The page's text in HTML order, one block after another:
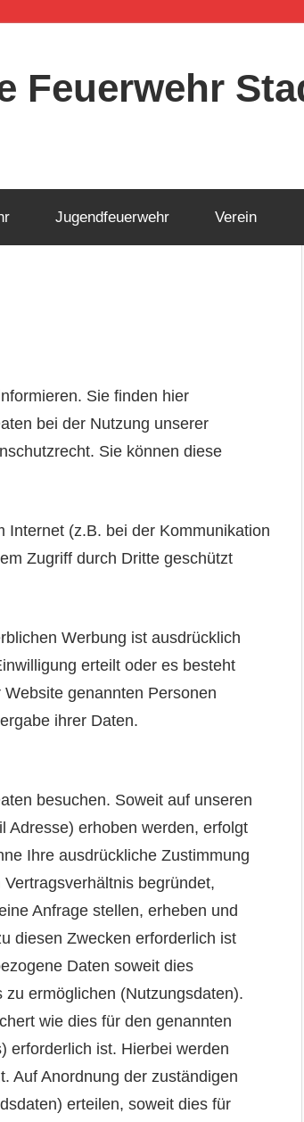
Feuerwehr
Jugendfeuerwehr Verein
Sie finden hier
bei der Nutzung unserer
Sie können diese
Internet (z.B. bei der Kommunikation
Zugriff durch Dritte geschützt
Werbung ist ausdrücklich
erteilt oder es besteht
genannten Personen
ihrer Daten.
besuchen. Soweit auf unseren
Adresse) erhoben werden, erfolgt
Ihre ausdrückliche Zustimmung
begründet,
Anfrage stellen, erheben und
diesen Zwecken erforderlich ist
Daten soweit dies
ermöglichen (Nutzungsdaten).
wie dies für den genannten
erforderlich ist. Hierbei werden
Auf Anordnung der zuständigen
erteilen, soweit dies für